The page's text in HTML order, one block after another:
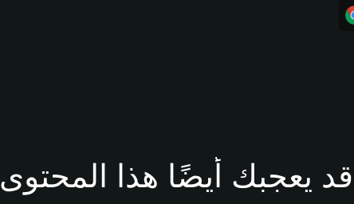
قد يعجبك أيضًا هذا المحتوى